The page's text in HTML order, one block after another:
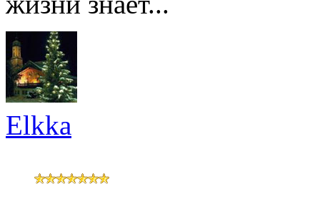
Elkka